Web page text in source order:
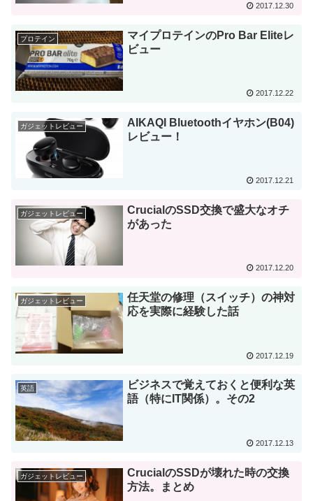
2017.12.30
プロテイン
マイプロテインのPro Bar Eliteレ
ビュー
2017.12.22
ガジェットレビュー
AIKAQI Bluetoothイヤホン(B04)
レビュー！
2017.12.21
ガジェットレビュー
CrucialのSSD交換で盛大なオチ
があった
2017.12.20
ガジェットレビュー
任天堂の修理（スイッチ）の神対
応を実際に経験した話
2017.12.19
英語
ビジネスで覚えておくと便利な英
語（特にIT関係）。その2
2017.12.13
ガジェットレビュー
CrucialのSSDが壊れた時の交換
方法。まとめ